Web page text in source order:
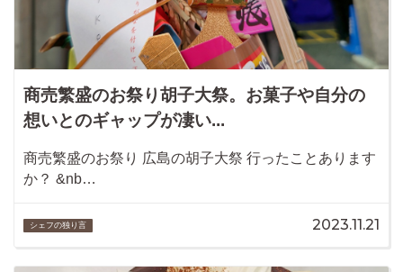
商売繁盛のお祭り胡子大祭。お菓子や自分の
想いとのギャップが凄い...
商売繁盛のお祭り 広島の胡子大祭 行ったことあります
か？ &nb…
シェフの独り言 2023.11.21